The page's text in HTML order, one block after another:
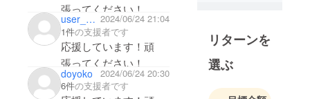
張ってください！
user_0c1fefb33aa4 2024/06/24 21:04
1件の支援者です
応援しています！頑
張ってください！
doyoko
2024/06/24 20:30
6件の支援者です
リターンを
選ぶ